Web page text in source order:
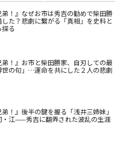
弟！』なぜお市は秀吉の勧めで柴田勝
した？悲劇に繋がる「真相」を史料と
る
弟！』お市と柴田勝家、自刃しての最
世の句」…運命を共にした２人の悲劇
弟！』後半の鍵を握る「浅井三姉妹」
・江——秀吉に翻弄された波乱の生涯